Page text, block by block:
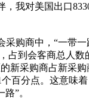
，我对美国出口
采购商中，“一带
占到会客商总人数
新采购商占新采购
百分点。这意味着
”。